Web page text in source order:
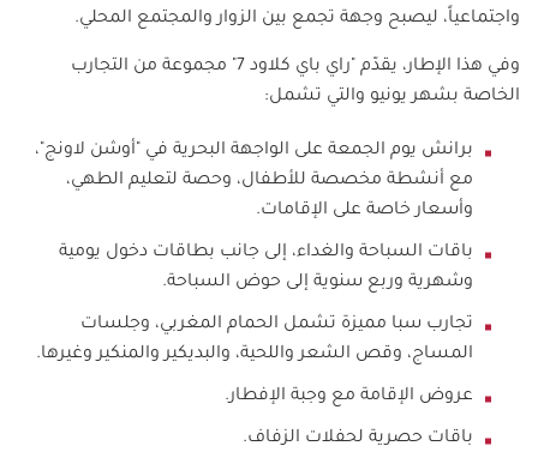
واجتماعياً، ليصبح وجهة تجمع بين الزوار والمجتمع المحلي.
وفي هذا الإطار، يقدّم "راي باي كلاود 7" مجموعة من التجارب
الخاصة بشهر يونيو والتي تشمل:
برانش يوم الجمعة على الواجهة البحرية في "أوشن لاونج"،
مع أنشطة مخصصة للأطفال، وحصة لتعليم الطهي،
وأسعار خاصة على الإقامات.
باقات السباحة والغداء، إلى جانب بطاقات دخول يومية
وشهرية وربع سنوية إلى حوض السباحة.
تجارب سبا مميزة تشمل الحمام المغربي، وجلسات
المساج، وقص الشعر واللحية، والبديكير والمنكير وغيرها.
عروض الإقامة مع وجبة الإفطار.
باقات حصرية لحفلات الزفاف.